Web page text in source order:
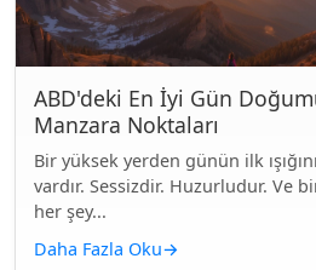
ABD'deki En İyi Gün
Manzara Noktaları
Bir yüksek yerden günün ilk
vardır. Sessizdir. Huzurludur. Ve
her şey...
Daha Fazla Oku→